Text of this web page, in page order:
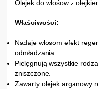
Olejek do włośow z
Właściwości:
Nadaje włosom efekt
odmładzania.
Pielęgnują wszystkie
zniszczone.
Zawarty olejek arganowy